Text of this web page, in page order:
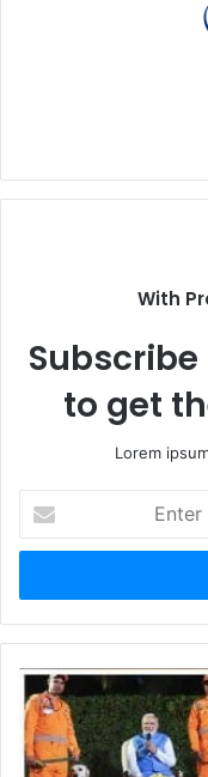
With
to get
Lorem
t
r
y
u
r
E
m